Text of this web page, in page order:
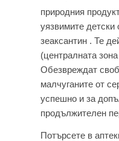
природния
уязвимите
зеаксантин . Те
(централната
Обезвреждат
малчуганите от
успешно и за
продължителен
Потърсете в